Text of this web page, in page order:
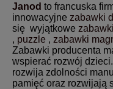
Janod to francuska
innowacyjne zabawki
się wyjątkowe
, puzzle , zabawki
Zabawki producenta
wspierać rozwój
rozwija zdolności
pamięć oraz rozwijają